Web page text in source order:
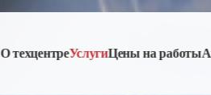
О техцентреУслугиЦены на работы